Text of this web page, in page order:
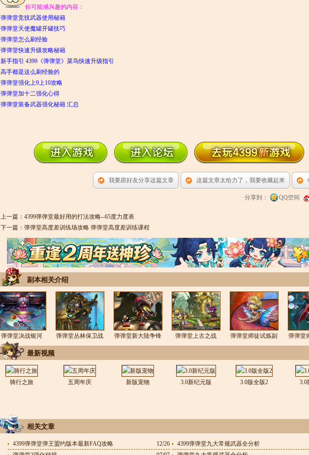
你可能感兴趣的内容：
弹弹堂竞技武器使用秘籍
弹弹堂天使魔罐开罐技巧
弹弹堂怎么刷经验
弹弹堂快速升级攻略秘籍
新手指引 4399《弹弹堂》菜鸟快速升级指引
高手都是这么刷经验的
弹弹堂强化上9上10攻略
弹弹堂加十二强化心得
弹弹堂装备武器强化秘籍 汇总
这篇文章太给力了，我要收藏起来
我要跟好友分享这篇文章
分享到： QQ空间
上一篇： 4399弹弹堂最好用的打法攻略--65度力度表
下一篇： 弹弹堂高度差训练场攻略 弹弹堂高度差训练课程
副本相关介绍
弹弹堂决战银河 弹弹堂丛林保卫战 弹弹堂新大陆争锋 弹弹堂上古之战
弹弹堂师徒试炼副
本4攻略
弹弹堂
本
最新视频
骑行之旅 五周年庆 新版宠物 3.0新纪元版 3.0版全版2 3.0
相关文章
12/26
4399弹弹堂弹王盟约版本最新FAQ攻略
4399弹弹堂九大常规武器全分析